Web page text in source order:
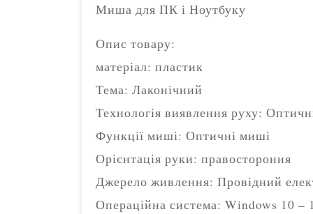
Миша для ПК і Ноутбуку
Опис товару:
матеріал: пластик
Тема: Лаконічний
Технологія виявлення руху:
Функції миші: Оптичні миші
Орієнтація руки: правостороння
Джерело живлення: Провідний
Операційна система: Windows 10 –